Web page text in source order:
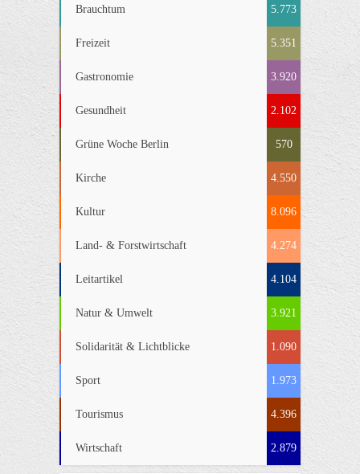
Brauchtum 5.773
Freizeit 5.351
Gastronomie 3.920
Gesundheit 2.102
Grüne Woche Berlin 570
Kirche 4.550
Kultur 8.096
Land- & Forstwirtschaft 4.274
Leitartikel 4.104
Natur & Umwelt 3.921
Solidarität & Lichtblicke 1.090
Sport 1.973
Tourismus 4.396
Wirtschaft 2.879